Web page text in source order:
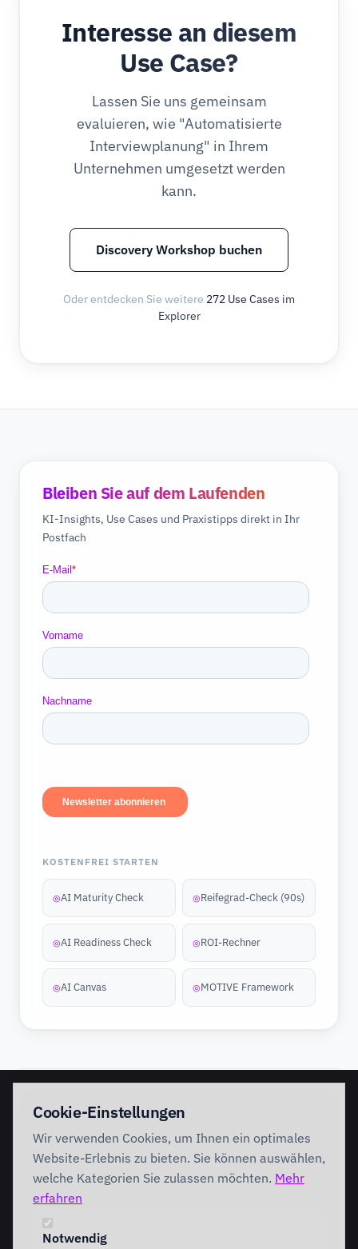
Interesse an diesem
Use Case?
Lassen Sie uns gemeinsam
evaluieren, wie "Automatisierte
Interviewplanung" in Ihrem
Unternehmen umgesetzt werden
kann.
Discovery Workshop buchen
Oder entdecken Sie weitere 272 Use Cases im
Explorer
Bleiben Sie auf dem Laufenden
KI-Insights, Use Cases und Praxistipps direkt in Ihr
Postfach
KOSTENFREI STARTEN
◎AI Maturity Check ◎Reifegrad-Check (90s)
◎AI Readiness Check ◎ROI-Rechner
◎AI Canvas ◎MOTIVE Framework
Discovery Workshop
Förderung
INTERVENTION
AI Intervention
AI Governance
Foundation
Performing
Branchenlösungen
Cookie-Einstellungen
Wir verwenden Cookies, um Ihnen ein optimales
Website-Erlebnis zu bieten. Sie können auswählen,
welche Kategorien Sie zulassen möchten. Mehr
erfahren
Notwendig